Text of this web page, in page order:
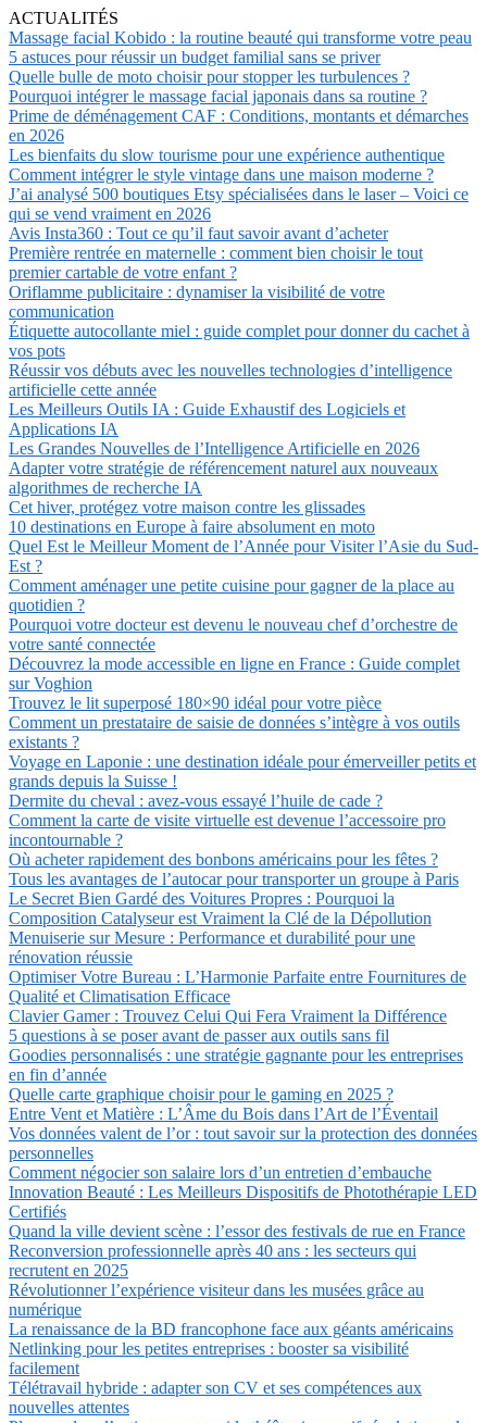
ACTUALITÉS
Massage facial Kobido : la routine beauté qui transforme votre peau
5 astuces pour réussir un budget familial sans se priver
Quelle bulle de moto choisir pour stopper les turbulences ?
Pourquoi intégrer le massage facial japonais dans sa routine ?
Prime de déménagement CAF : Conditions, montants et démarches
en 2026
Les bienfaits du slow tourisme pour une expérience authentique
Comment intégrer le style vintage dans une maison moderne ?
J’ai analysé 500 boutiques Etsy spécialisées dans le laser – Voici ce
qui se vend vraiment en 2026
Avis Insta360 : Tout ce qu’il faut savoir avant d’acheter
Première rentrée en maternelle : comment bien choisir le tout
premier cartable de votre enfant ?
Oriflamme publicitaire : dynamiser la visibilité de votre
communication
Étiquette autocollante miel : guide complet pour donner du cachet à
vos pots
Réussir vos débuts avec les nouvelles technologies d’intelligence
artificielle cette année
Les Meilleurs Outils IA : Guide Exhaustif des Logiciels et
Applications IA
Les Grandes Nouvelles de l’Intelligence Artificielle en 2026
Adapter votre stratégie de référencement naturel aux nouveaux
algorithmes de recherche IA
Cet hiver, protégez votre maison contre les glissades
10 destinations en Europe à faire absolument en moto
Quel Est le Meilleur Moment de l’Année pour Visiter l’Asie du Sud-
Est ?
Comment aménager une petite cuisine pour gagner de la place au
quotidien ?
Pourquoi votre docteur est devenu le nouveau chef d’orchestre de
votre santé connectée
Découvrez la mode accessible en ligne en France : Guide complet
sur Voghion
Trouvez le lit superposé 180×90 idéal pour votre pièce
Comment un prestataire de saisie de données s’intègre à vos outils
existants ?
Voyage en Laponie : une destination idéale pour émerveiller petits et
grands depuis la Suisse !
Dermite du cheval : avez-vous essayé l’huile de cade ?
Comment la carte de visite virtuelle est devenue l’accessoire pro
incontournable ?
Où acheter rapidement des bonbons américains pour les fêtes ?
Tous les avantages de l’autocar pour transporter un groupe à Paris
Le Secret Bien Gardé des Voitures Propres : Pourquoi la
Composition Catalyseur est Vraiment la Clé de la Dépollution
Menuiserie sur Mesure : Performance et durabilité pour une
rénovation réussie
Optimiser Votre Bureau : L’Harmonie Parfaite entre Fournitures de
Qualité et Climatisation Efficace
Clavier Gamer : Trouvez Celui Qui Fera Vraiment la Différence
5 questions à se poser avant de passer aux outils sans fil
Goodies personnalisés : une stratégie gagnante pour les entreprises
en fin d’année
Quelle carte graphique choisir pour le gaming en 2025 ?
Entre Vent et Matière : L’Âme du Bois dans l’Art de l’Éventail
Vos données valent de l’or : tout savoir sur la protection des données
personnelles
Comment négocier son salaire lors d’un entretien d’embauche
Innovation Beauté : Les Meilleurs Dispositifs de Photothérapie LED
Certifiés
Quand la ville devient scène : l’essor des festivals de rue en France
Reconversion professionnelle après 40 ans : les secteurs qui
recrutent en 2025
Révolutionner l’expérience visiteur dans les musées grâce au
numérique
La renaissance de la BD francophone face aux géants américains
Netlinking pour les petites entreprises : booster sa visibilité
facilement
Télétravail hybride : adapter son CV et ses compétences aux
nouvelles attentes